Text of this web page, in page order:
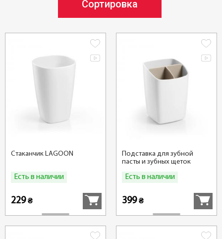
Сортировка
Стаканчик LAGOON
Есть в наличии
229₴
Подставка для зубной
пасты и зубных щеток
Есть в наличии
399₴